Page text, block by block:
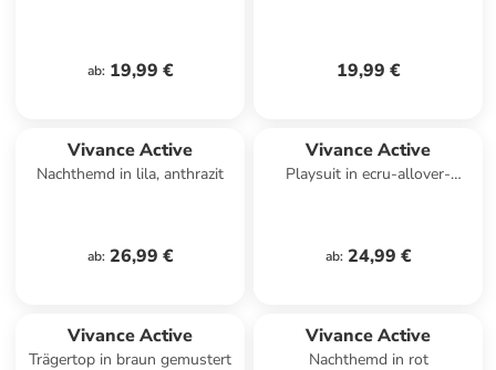
ab: 19,99 € 19,99 €
Vivance Active
Nachthemd in lila, anthrazit
ab: 26,99 €
Vivance Active
Playsuit in ecru-allover-
ab: 24,99 €
Vivance Active
Trägertop in braun gemustert
Vivance Active
Nachthemd in rot